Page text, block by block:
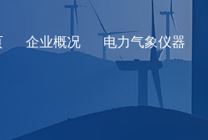
企业概况 电力气象仪器